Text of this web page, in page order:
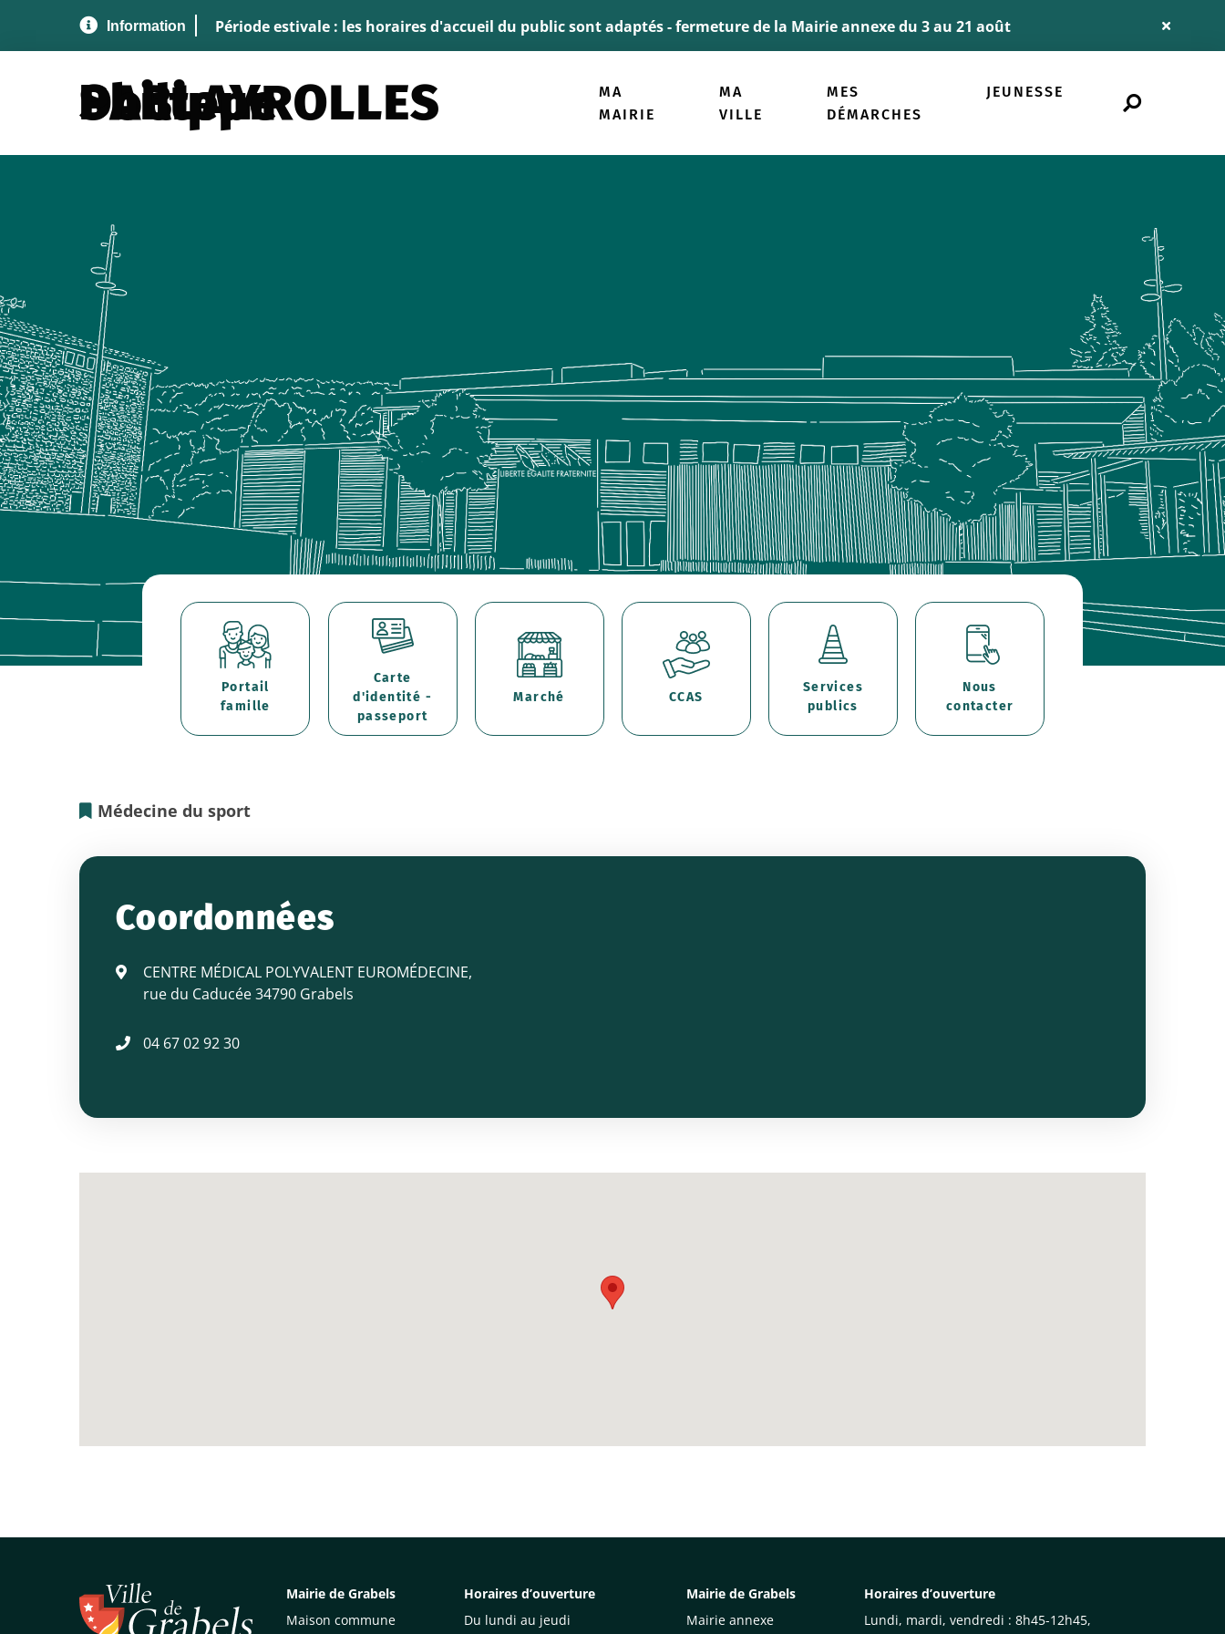
Période estivale : les horaires d'accueil du public sont adaptés - fermeture de la Mairie annexe du 3 au 21 août
Fermer
Info
Docteur SABLAYROLLES Philippe
MA
MAIRIE
MA
VILLE
MES
DÉMARCHES
JEUNESSE
Portail
famille
Carte
d'identité -
passeport
Marché CCAS
Services
publics
Nous
contacter
Médecine du sport
Docteur
SABLAYROLLES
Philippe
Coordonnées
CENTRE MÉDICAL POLYVALENT EUROMÉDECINE,
rue du Caducée 34790 Grabels
04 67 02 92 30
Mairie de Grabels
Maison commune
Horaires d’ouverture
Du lundi au jeudi
Mairie de Grabels
Mairie annexe
Horaires d’ouverture
Lundi, mardi, vendredi : 8h45-12h45,